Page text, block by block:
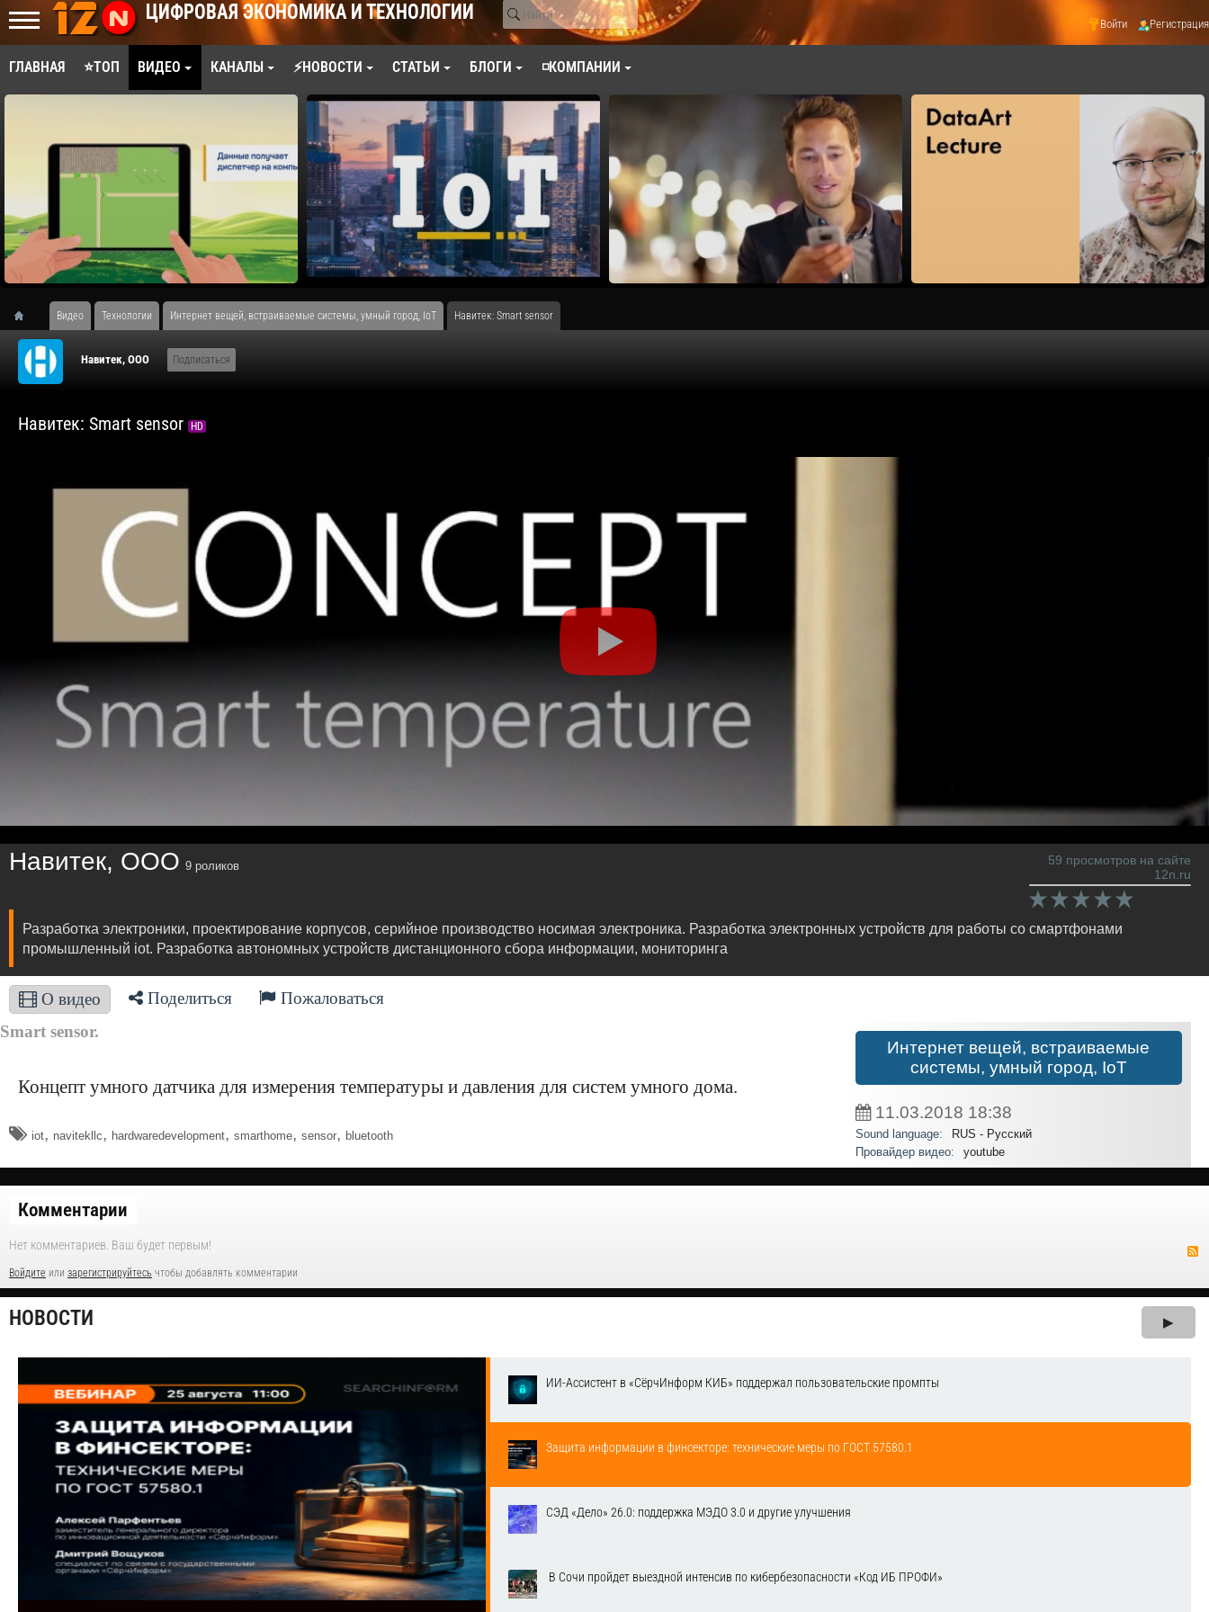
ЦИФРОВАЯ ЭКОНОМИКА И ТЕХНОЛОГИИ Войти Регистрация
ГЛАВНАЯ ⭐ТОП ВИДЕО КАНАЛЫ ⚡НОВОСТИ СТАТЬИ БЛОГИ ◽КОМПАНИИ
Видео Технологии Интернет вещей, встраиваемые системы, умный город, IoT Навитек: Smart sensor
Навитек, ООО Подписаться
Навитек: Smart sensor HD
Навитек, ООО 9 роликов
59 просмотров на сайте
12n.ru
Разработка электроники, проектирование корпусов, серийное производство носимая электроника. Разработка электронных устройств для работы со смартфонами
промышленный iot. Разработка автономных устройств дистанционного сбора информации, мониторинга
О видео Поделиться
Пожаловаться
Smart sensor.
Концепт умного датчика для измерения температуры и давления для систем умного дома.
iot, navitekllc, hardwaredevelopment, smarthome, sensor, bluetooth
Интернет вещей, встраиваемые
системы, умный город, IoT
11.03.2018 18:38
Sound language:
RUS - Русский
Провайдер видео:
youtube
Комментарии
Нет комментариев. Ваш будет первым!
Войдите или зарегистрируйтесь чтобы добавлять комментарии
НОВОСТИ ▶
ИИ-Ассистент в «СёрчИнформ КИБ» поддержал пользовательские промпты
Защита информации в финсекторе: технические меры по ГОСТ 57580.1
СЭД «Дело» 26.0: поддержка МЭДО 3.0 и другие улучшения
​ В Сочи пройдет выездной интенсив по кибербезопасности «Код ИБ ПРОФИ»